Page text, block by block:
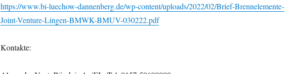
https://www.bi-luechow-dannenberg.de/wp-content/uploads/2022/02/Brief-Brennelemente-
Joint-Venture-Lingen-BMWK-BMUV-030222.pdf
Kontakte: